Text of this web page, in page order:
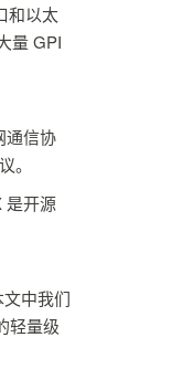
和以太
量 GPI
通信协
。
是开源
中我们
轻量级